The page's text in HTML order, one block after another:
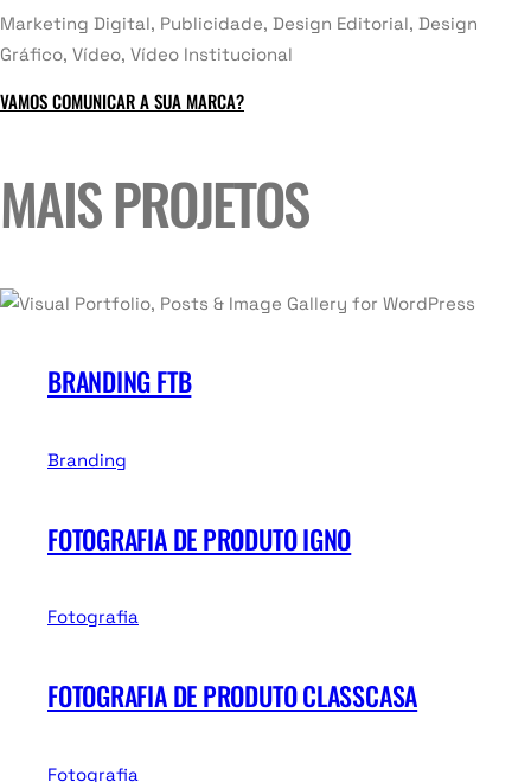
Marketing Digital, Publicidade, Design Editorial, Design
Gráfico, Vídeo, Vídeo Institucional
VAMOS COMUNICAR A SUA MARCA?
MAIS PROJETOS
BRANDING FTB
Branding
FOTOGRAFIA DE PRODUTO IGNO
Fotografia
FOTOGRAFIA DE PRODUTO CLASSCASA
Fotografia